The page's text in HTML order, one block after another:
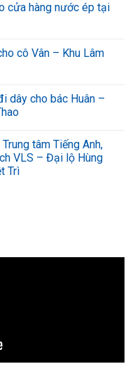
cửa hàng nước ép tại
cô Vân – Khu Lâm
dây cho bác Huân –
tâm Tiếng Anh,
VLS – Đại lộ Hùng
Trì